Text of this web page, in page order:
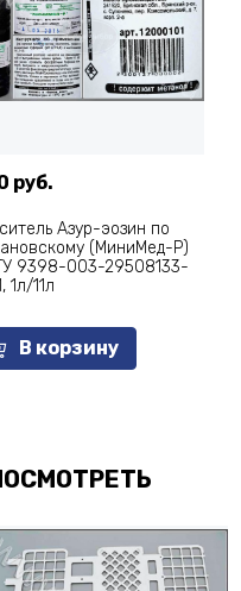
руб.
Азур-эозин по
(МиниМед-Р)
9398-003-29508133-
1л/11л
В корзину